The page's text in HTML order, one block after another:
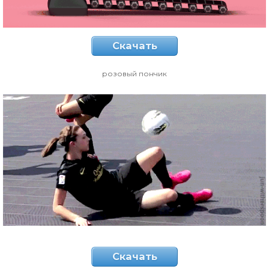
Скачать
розовый пончик
Скачать